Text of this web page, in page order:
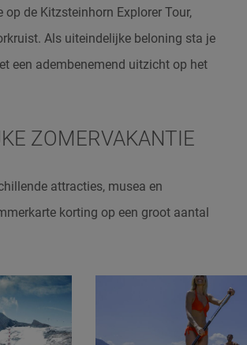
de Kitzsteinhorn Explorer Tour,
Als uiteindelijke beloning sta je
een adembenemend uitzicht op het
ZOMERVAKANTIE
attracties, musea en
korting op een groot aantal